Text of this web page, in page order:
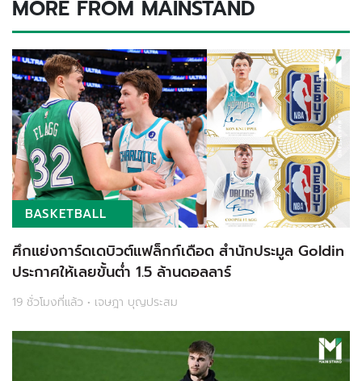
MORE FROM MAINSTAND
BASKETBALL
ศึกแย่งการ์ดเดบิวต์แฟล็กก์เดือด สำนักประมูล Goldin
ประกาศให้เลยขั้นต่ำ 1.5 ล้านดอลลาร์
19 ชั่วโมงที่แล้ว • เจษฎา บุญประสม